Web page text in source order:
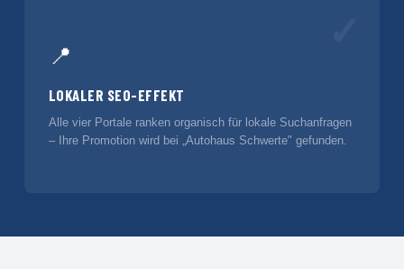
📍
LOKALER SEO-EFFEKT
Alle vier Portale ranken organisch für lokale Suchanfragen
– Ihre Promotion wird bei „Autohaus Schwerte" gefunden.